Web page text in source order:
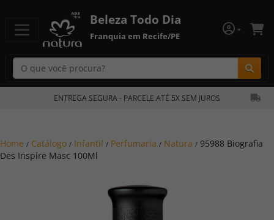
Beleza Todo Dia
Franquia em Recife/PE
ENTREGA SEGURA - PARCELE ATÉ 5X SEM JUROS
Home / Catálogo / Infantil / Perfumaria / Natura / 95988 Biografia
Des Inspire Masc 100Ml